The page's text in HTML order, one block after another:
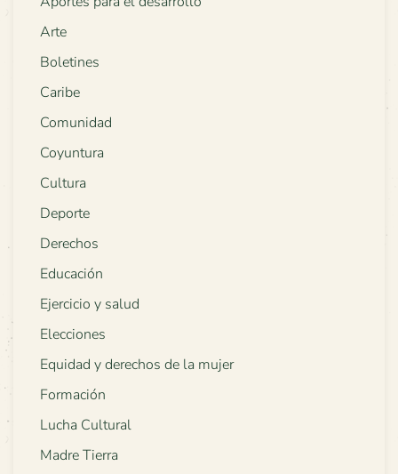
Arte
Boletines
Caribe
Comunidad
Coyuntura
Cultura
Deporte
Derechos
Educación
Ejercicio y salud
Elecciones
Equidad y derechos de la mujer
Formación
Lucha Cultural
Madre Tierra